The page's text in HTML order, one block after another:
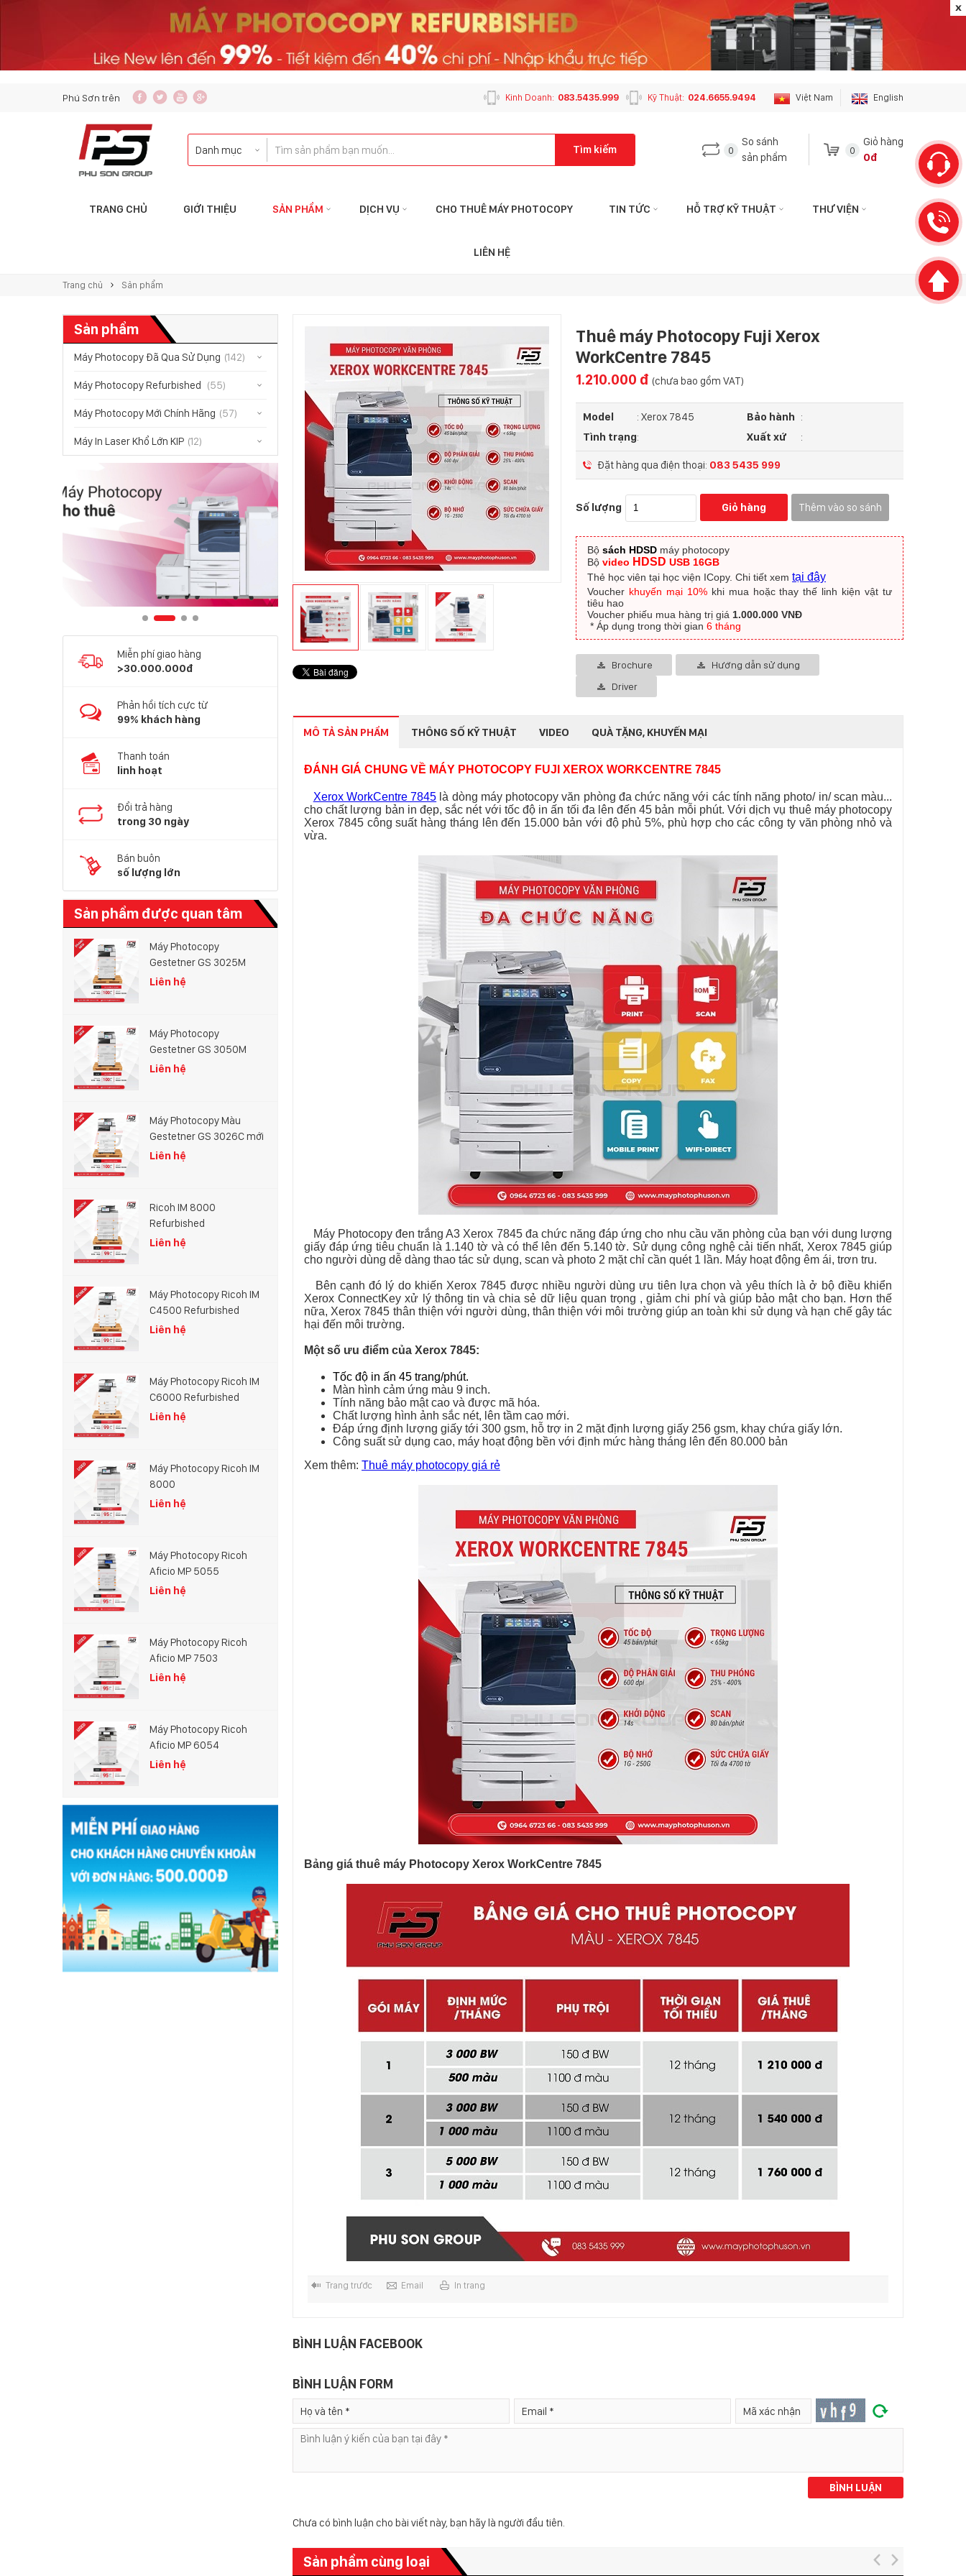
Phú Sơn trên Việt Nam English
Kỹ Thuật: 024.6655.9494
Kinh Doanh: 083.5435.999
Tìm kiếm 0
So sánh
sản phẩm
0
Giỏ hàng
0đ
TRANG CHỦ GIỚI THIỆU SẢN PHẨM DỊCH VỤ CHO THUÊ MÁY PHOTOCOPY TIN TỨC HỖ TRỢ KỸ THUẬT THƯ VIỆN
LIÊN HỆ
Trang chủ Sản phẩm
Sản phẩm
Máy Photocopy Đã Qua Sử Dụng (142)
Máy Photocopy Refurbished (55)
Máy Photocopy Mới Chính Hãng (57)
Máy In Laser Khổ Lớn KIP (12)
Miễn phí giao hàng
>30.000.000đ
Phản hồi tích cực từ
99% khách hàng
Thanh toán
linh hoạt
Đổi trả hàng
trong 30 ngày
Bán buôn
số lượng lớn
Sản phẩm được quan tâm
Máy Photocopy
Gestetner GS 3025M
Liên hệ
Máy Photocopy
Gestetner GS 3050M
Liên hệ
Máy Photocopy Màu
Gestetner GS 3026C mới
100%
Liên hệ
Ricoh IM 8000
Refurbished
Liên hệ
Máy Photocopy Ricoh IM
C4500 Refurbished
Liên hệ
Máy Photocopy Ricoh IM
C6000 Refurbished
Liên hệ
Máy Photocopy Ricoh IM
8000
Liên hệ
Máy Photocopy Ricoh
Aficio MP 5055
Liên hệ
Máy Photocopy Ricoh
Aficio MP 7503
Liên hệ
Máy Photocopy Ricoh
Aficio MP 6054
Liên hệ
Thuê máy Photocopy Fuji Xerox
WorkCentre 7845
1.210.000 đ (chưa bao gồm VAT)
Model : Xerox 7845 Bảo hành :
Tình trạng: Xuất xứ :
Đặt hàng qua điện thoại: 083 5435 999
Số lượng Giỏ hàng Thêm vào so sánh
Bộ sách HDSD máy photocopy
Bộ video HDSD USB 16GB
Thẻ học viên tại học viện ICopy. Chi tiết xem tại đây
Voucher khuyến mại 10%khi mua hoặc thay thế linh kiện vật tư
tiêu hao
Voucher phiếu mua hàng trị giá 1.000.000 VNĐ
​ * Áp dụng trong thời gian 6 tháng
Brochure
Hướng dẫn sử dụng
Driver
MÔ TẢ SẢN PHẨM THÔNG SỐ KỸ THUẬT VIDEO QUÀ TẶNG, KHUYẾN MẠI
ĐÁNH GIÁ CHUNG VỀ MÁY PHOTOCOPY FUJI XEROX WORKCENTRE 7845
Xerox WorkCentre 7845 là dòng máy photocopy văn phòng đa chức năng với các tính năng photo/ in/ scan màu...
cho chất lượng bản in đẹp, sắc nét với tốc độ in ấn tối đa lên đến 45 bản mỗi phút. Với dịch vụ thuê máy photocopy
Xerox 7845 công suất hàng tháng lên đến 15.000 bản với độ phủ 5%, phù hợp cho các công ty văn phòng nhỏ và
vừa.
Máy Photocopy đen trắng A3 Xerox 7845 đa chức năng đáp ứng cho nhu cầu văn phòng của bạn với dung lượng
giấy đáp ứng tiêu chuẩn là 1.140 tờ và có thể lên đến 5.140 tờ. Sử dụng công nghệ cải tiến nhất, Xerox 7845 giúp
cho người dùng dễ dàng thao tác sử dụng, scan và photo 2 mặt chỉ cần quét 1 lần. Máy hoạt động êm ái, trơn tru.
Bên cạnh đó lý do khiến Xerox 7845 được nhiều người dùng ưu tiên lựa chọn và yêu thích là ở bộ điều khiển
Xerox ConnectKey xử lý thông tin và chia sẻ dữ liệu quan trọng , giảm chi phí và giúp bảo mật cho bạn. Hơn thế
nữa, Xerox 7845 thân thiện với người dùng, thân thiện với môi trường giúp an toàn khi sử dụng và hạn chế gây tác
hại đến môi trường.
Một số ưu điểm của Xerox 7845:
Tốc độ in ấn 45 trang/phút.
Màn hình cảm ứng màu 9 inch.
Tính năng bảo mật cao và được mã hóa.
Chất lượng hình ảnh sắc nét, lên tầm cao mới.
Đáp ứng định lượng giấy tới 300 gsm, hỗ trợ in 2 mặt định lượng giấy 256 gsm, khay chứa giấy lớn.
Công suất sử dụng cao, máy hoạt động bền với định mức hàng tháng lên đến 80.000 bản
Xem thêm: Thuê máy photocopy giá rẻ
Bảng giá thuê máy Photocopy Xerox WorkCentre 7845
Trang trước Email In trang
BÌNH LUẬN FACEBOOK
BÌNH LUẬN FORM
BÌNH LUẬN
Chưa có bình luận cho bài viết này, bạn hãy là người đầu tiên.
Sản phẩm cùng loại
083.5435.999
hotro.copierphuson@gmail.com